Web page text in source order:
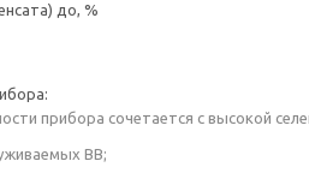
до, %
прибора сочетается с высокой
ВВ;